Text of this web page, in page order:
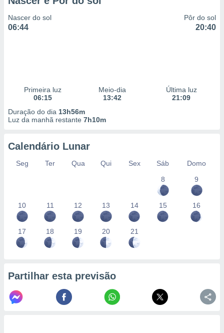
Nascer do sol
06:44
Pôr do sol
20:40
Primeira luz
06:15
Meio-dia
13:42
Última luz
21:09
Duração do dia 13h56m
Luz da manhã restante 7h10m
Calendário Lunar
Seg Ter Qua Qui Sex Sáb
Domo
8
9
10 11 12 13 14 15 16
17 18 19 20 21
Partilhar esta previsão